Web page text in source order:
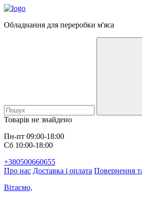
Обладнання для переробки м'яса
Товарів не знайдено
Пн-пт 09:00-18:00
Сб 10:00-18:00
+380500660655
Про нас Доставка і оплата Повернення
Вітаємо,